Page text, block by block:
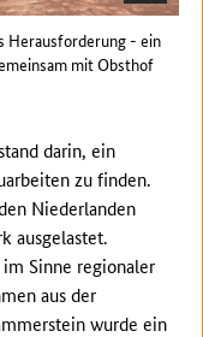
Herausforderung - ein
mit Obsthof
darin, ein
zu finden.
Niederlanden
ausgelastet.
Sinne regionaler
aus der
wurde ein